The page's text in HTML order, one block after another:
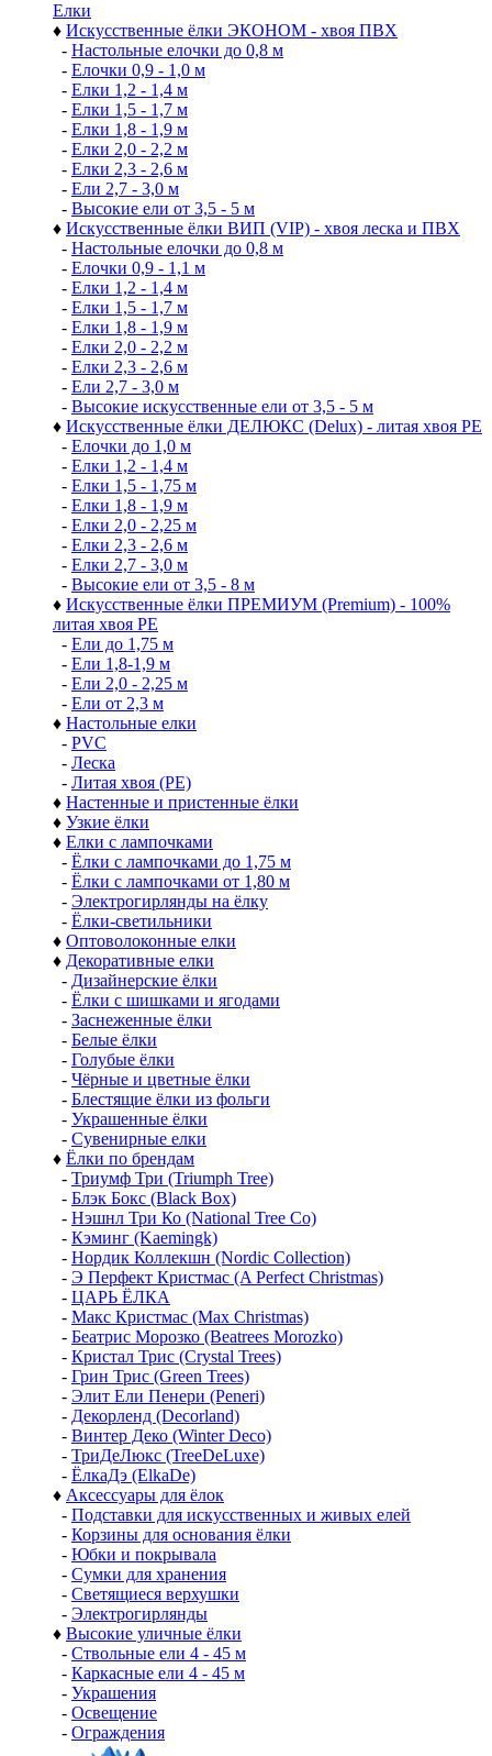
Елки
♦ Искусственные ёлки ЭКОНОМ - хвоя ПВХ
- Настольные елочки до 0,8 м
- Елочки 0,9 - 1,0 м
- Елки 1,2 - 1,4 м
- Елки 1,5 - 1,7 м
- Елки 1,8 - 1,9 м
- Елки 2,0 - 2,2 м
- Елки 2,3 - 2,6 м
- Ели 2,7 - 3,0 м
- Высокие ели от 3,5 - 5 м
♦ Искусственные ёлки ВИП (VIP) - хвоя леска и ПВХ
- Настольные елочки до 0,8 м
- Елочки 0,9 - 1,1 м
- Елки 1,2 - 1,4 м
- Елки 1,5 - 1,7 м
- Елки 1,8 - 1,9 м
- Елки 2,0 - 2,2 м
- Елки 2,3 - 2,6 м
- Ели 2,7 - 3,0 м
- Высокие искусственные ели от 3,5 - 5 м
♦ Искусственные ёлки ДЕЛЮКС (Delux) - литая хвоя РЕ
- Елочки до 1,0 м
- Елки 1,2 - 1,4 м
- Елки 1,5 - 1,75 м
- Елки 1,8 - 1,9 м
- Елки 2,0 - 2,25 м
- Елки 2,3 - 2,6 м
- Елки 2,7 - 3,0 м
- Высокие ели от 3,5 - 8 м
♦ Искусственные ёлки ПРЕМИУМ (Premium) - 100%
литая хвоя РЕ
- Ели до 1,75 м
- Ели 1,8-1,9 м
- Ели 2,0 - 2,25 м
- Ели от 2,3 м
♦ Настольные елки
- PVC
- Леска
- Литая хвоя (РЕ)
♦ Настенные и пристенные ёлки
♦ Узкие ёлки
♦ Елки с лампочками
- Ёлки с лампочками до 1,75 м
- Ёлки с лампочками от 1,80 м
- Электрогирлянды на ёлку
- Ёлки-светильники
♦ Оптоволоконные елки
♦ Декоративные елки
- Дизайнерские ёлки
- Ёлки с шишками и ягодами
- Заснеженные ёлки
- Белые ёлки
- Голубые ёлки
- Чёрные и цветные ёлки
- Блестящие ёлки из фольги
- Украшенные ёлки
- Сувенирные елки
♦ Ёлки по брендам
- Триумф Три (Triumph Tree)
- Блэк Бокс (Black Box)
- Нэшнл Три Ко (National Tree Co)
- Кэминг (Kaemingk)
- Нордик Коллекшн (Nordic Collection)
- Э Перфект Кристмас (A Perfect Christmas)
- ЦАРЬ ЁЛКА
- Макс Кристмас (Max Christmas)
- Беатрис Морозко (Beatrees Morozko)
- Кристал Трис (Crystal Trees)
- Грин Трис (Green Trees)
- Элит Ели Пенери (Peneri)
- Декорленд (Decorland)
- Винтер Деко (Winter Deco)
- ТриДеЛюкс (TreeDeLuxe)
- ЁлкаДэ (ElkaDe)
♦ Аксессуары для ёлок
- Подставки для искусственных и живых елей
- Корзины для основания ёлки
- Юбки и покрывала
- Сумки для хранения
- Светящиеся верхушки
- Электрогирлянды
♦ Высокие уличные ёлки
- Ствольные ели 4 - 45 м
- Каркасные ели 4 - 45 м
- Украшения
- Освещение
- Ограждения